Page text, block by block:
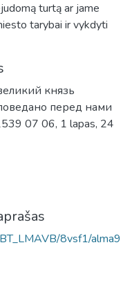
turtą ar jame
tarybai ir vykdyti
князь
перед нами
07 06, 1 lapas, 24
8vsf1/alma9